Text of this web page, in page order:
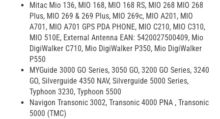
Mitac Mio 136, MIO 168, MIO 168 RS, MIO 268 MIO 268
Plus, MIO 269 & 269 Plus, MIO 269c, MIO A201, MIO
A701, MIO A701 GPS PDA PHONE, MIO C210, MIO C310,
MIO 510E, External Antenna EAN: 5420027500409, Mio
DigiWalker C710, Mio DigiWalker P350, Mio DigiWalker
P550
MYGuide 3000 GO Series, 3050 GO, 3200 GO Series, 3240
GO, Silverguide 4350 NAV, Silverguide 5000 Series,
Typhoon 3230, Typhoon 5500
Navigon Transonic 3002, Transonic 4000 PNA , Transonic
5000 (TMC)